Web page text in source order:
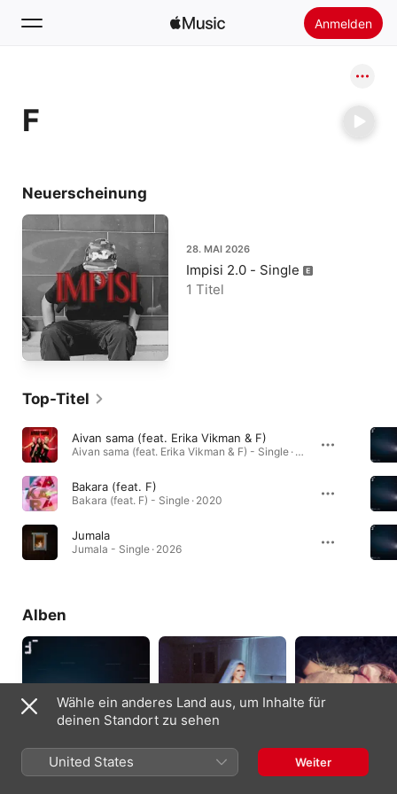
Anmelden
F
Neuerscheinung
28. MAI 2026
Impisi 2.0 - Single
1 Titel
Top-Titel
Aivan sama (feat. Erika Vikman & F)
Aivan sama (feat. Erika Vikman & F) - Single · 2024
Bakara (feat. F)
Bakara (feat. F) - Single · 2020
Jumala
Jumala - Single · 2026
Alben
Satellite
Self-helpless
Jos
Wähle ein anderes Land aus, um Inhalte für
deinen Standort zu sehen
United States Weiter